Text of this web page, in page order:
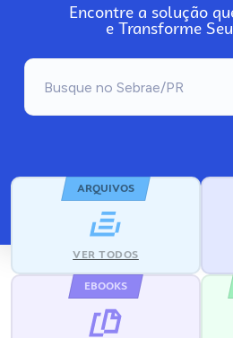
Encontre a solução
e Transforme
ARQUIVOS
VER TODOS
EBOOKS